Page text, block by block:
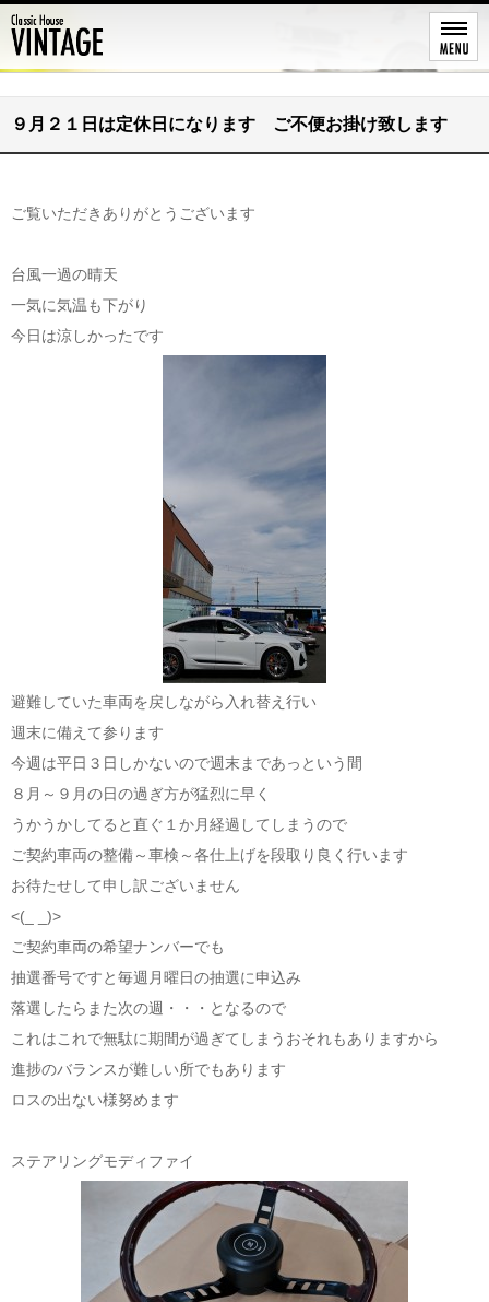
レストア
９月２１日は定休日になります ご不便お掛け致します
ご覧いただきありがとうございます
台風一過の晴天
一気に気温も下がり
今日は涼しかったです
避難していた車両を戻しながら入れ替え行い
週末に備えて参ります
今週は平日３日しかないので週末まであっという間
８月～９月の日の過ぎ方が猛烈に早く
うかうかしてると直ぐ１か月経過してしまうので
ご契約車両の整備～車検～各仕上げを段取り良く行います
お待たせして申し訳ございません
<(_ _)>
ご契約車両の希望ナンバーでも
抽選番号ですと毎週月曜日の抽選に申込み
落選したらまた次の週・・・となるので
これはこれで無駄に期間が過ぎてしまうおそれもありますから
進捗のバランスが難しい所でもあります
ロスの出ない様努めます
ステアリングモディファイ